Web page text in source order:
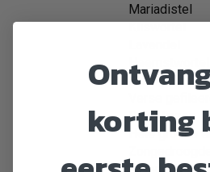
Mariadistel
Kliswortel
Heemstwortel
Haring olie (3%)
Rode linzen
Hele groene
korting